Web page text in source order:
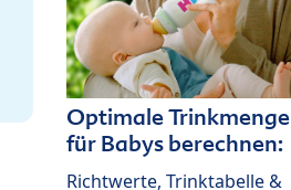
Optimale Trinkmenge
für Babys berechnen:
Richtwerte, Trinktabelle &